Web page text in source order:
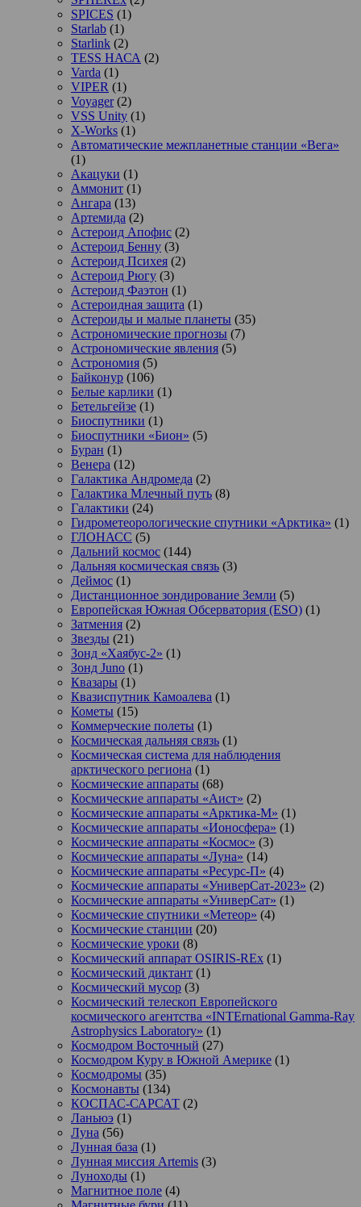
SPICES (1)
Starlab (1)
Starlink (2)
TESS НАСА (2)
Varda (1)
VIPER (1)
Voyager(2)
VSS Unity (1)
X-Works (1)
Автоматические межпланетные станции «Вега»
(1)
Акацуки (1)
Аммонит (1)
Ангара (13)
Артемида (2)
Астероид Апофис (2)
Астероид Бенну (3)
Астероид Психея (2)
Астероид Рюгу (3)
Астероид Фаэтон (1)
Астероидная защита (1)
Астероиды и малые планеты (35)
Астрономические прогнозы (7)
Астрономические явления (5)
Астрономия (5)
Байконур (106)
Белые карлики (1)
Бетельгейзе (1)
Биоспутники (1)
Биоспутники «Бион» (5)
Буран (1)
Венера (12)
Галактика Андромеда (2)
Галактика Млечный путь (8)
Галактики (24)
Гидрометеорологические спутники «Арктика» (1)
ГЛОНАСС (5)
Дальний космос (144)
Дальняя космическая связь (3)
Деймос (1)
Дистанционное зондирование Земли (5)
Европейская Южная Обсерватория (ESO) (1)
Затмения (2)
Звезды (21)
Зонд «Хаябус-2» (1)
Зонд Juno (1)
Квазары (1)
Квазиспутник Камоалева (1)
Кометы (15)
Коммерческие полеты (1)
Космическая дальняя связь (1)
Космическая система для наблюдения
арктического региона (1)
Космические аппараты (68)
Космические аппараты «Аист» (2)
Космические аппараты «Арктика-М» (1)
Космические аппараты «Ионосфера» (1)
Космические аппараты «Космос» (3)
Космические аппараты «Луна» (14)
Космические аппараты «Ресурс-П» (4)
Космические аппараты «УниверСат-2023» (2)
Космические аппараты «УниверСат» (1)
Космические спутники «Метеор» (4)
Космические станции (20)
Космические уроки (8)
Космический аппарат OSIRIS-REx (1)
Космический диктант (1)
Космический мусор (3)
Космический телескоп Европейского
космического агентства «INTErnational Gamma-Ray
Astrophysics Laboratory» (1)
Космодром Восточный (27)
Космодром Куру в Южной Америке (1)
Космодромы (35)
Космонавты (134)
КОСПАС-САРСАТ (2)
Ланьюэ (1)
Луна (56)
Лунная база (1)
Лунная миссия Artemis (3)
Луноходы (1)
Магнитное поле (4)